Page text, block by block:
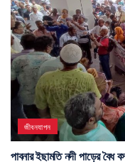
জীবনযাপন
পাবনার ইছামতি নদী পাড়ের বৈধ